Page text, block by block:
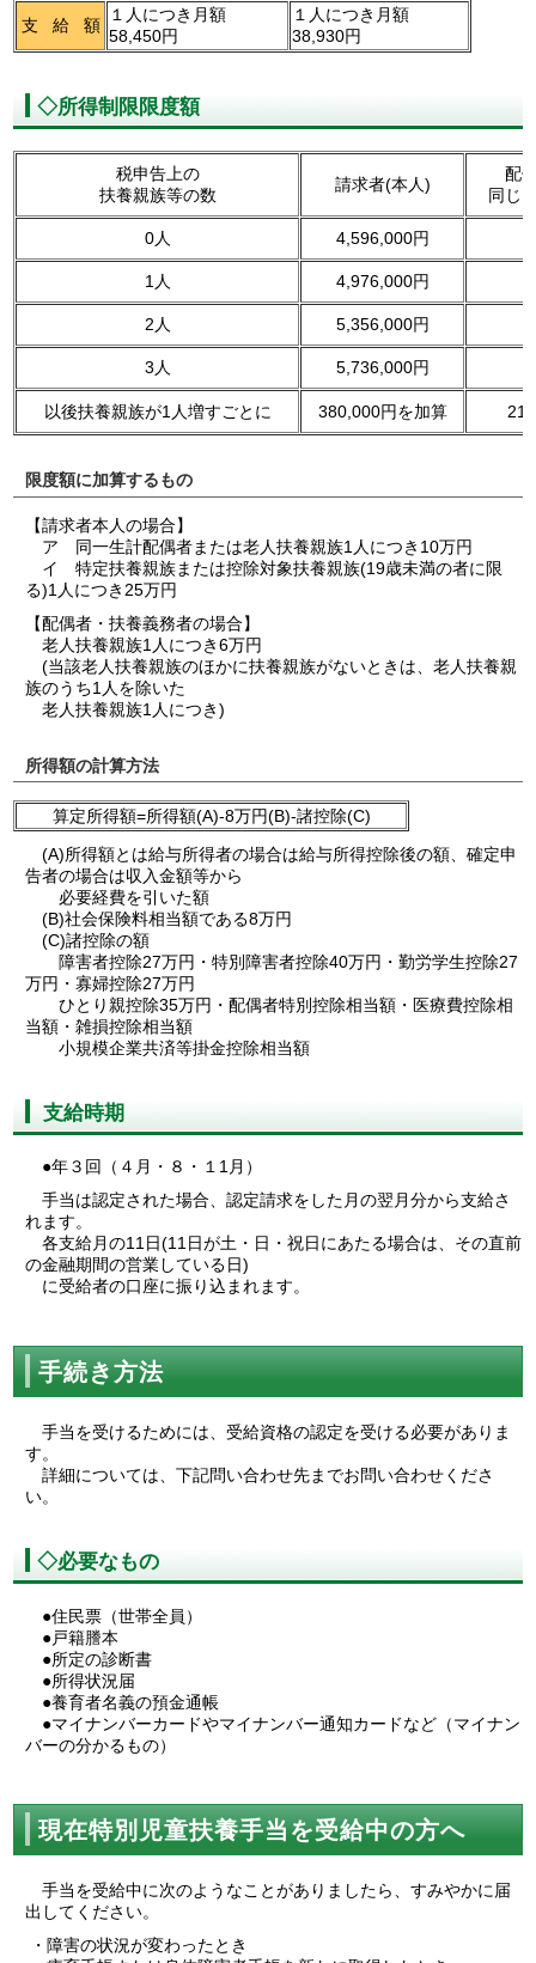
支 給 額
１人につき月額
58,450円
１人につき月額
38,930円
◇所得制限限度額
税申告上の
扶養親族等の数
請求者(本人)
配
同じ
0人 4,596,000円
1人 4,976,000円
2人 5,356,000円
3人 5,736,000円
以後扶養親族が1人増すごとに 380,000円を加算
限度額に加算するもの
【請求者本人の場合】
ア 同一生計配偶者または老人扶養親族1人につき10万円
イ 特定扶養親族または控除対象扶養親族(19歳未満の者に限
る)1人につき25万円
【配偶者・扶養義務者の場合】
老人扶養親族1人につき6万円
(当該老人扶養親族のほかに扶養親族がないときは、老人扶養親
族のうち1人を除いた
老人扶養親族1人につき)
所得額の計算方法
算定所得額=所得額(A)-8万円(B)-諸控除(C)
(A)所得額とは給与所得者の場合は給与所得控除後の額、確定申
告者の場合は収入金額等から
必要経費を引いた額
(B)社会保険料相当額である8万円
(C)諸控除の額
障害者控除27万円・特別障害者控除40万円・勤労学生控除27
万円・寡婦控除27万円
ひとり親控除35万円・配偶者特別控除相当額・医療費控除相
当額・雑損控除相当額
小規模企業共済等掛金控除相当額
支給時期
●年３回（４月・８・１1月）
手当は認定された場合、認定請求をした月の翌月分から支給さ
れます。
各支給月の11日(11日が土・日・祝日にあたる場合は、その直前
の金融期間の営業している日)
に受給者の口座に振り込まれます。
手続き方法
手当を受けるためには、受給資格の認定を受ける必要がありま
す。
詳細については、下記問い合わせ先までお問い合わせくださ
い。
◇必要なもの
●住民票（世帯全員）
●戸籍謄本
●所定の診断書
●所得状況届
●養育者名義の預金通帳
●マイナンバーカードやマイナンバー通知カードなど（マイナン
バーの分かるもの）
現在特別児童扶養手当を受給中の方へ
手当を受給中に次のようなことがありましたら、すみやかに届
出してください。
・障害の状況が変わったとき